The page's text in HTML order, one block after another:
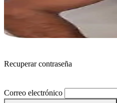
Recuperar contraseña
Correo electrónico